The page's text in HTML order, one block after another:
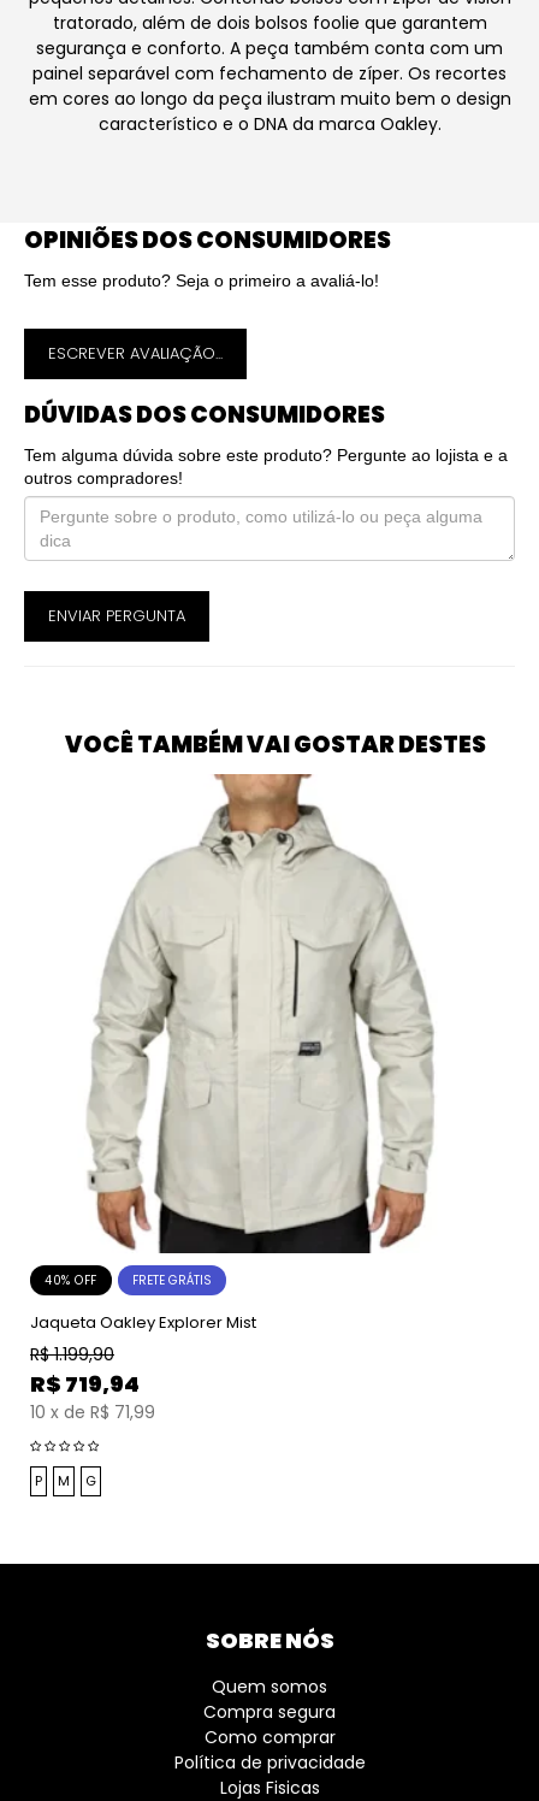
tratorado, além de dois bolsos foolie que garantem
segurança e conforto. A peça também conta com um
painel separável com fechamento de zíper. Os recortes
em cores ao longo da peça ilustram muito bem o design
característico e o DNA da marca Oakley.
OPINIÕES DOS CONSUMIDORES
Tem esse produto? Seja o primeiro a avaliá-lo!
ESCREVER AVALIAÇÃO...
DÚVIDAS DOS CONSUMIDORES
Tem alguma dúvida sobre este produto? Pergunte ao lojista e a
outros compradores!
ENVIAR PERGUNTA
VOCÊ TAMBÉM VAI GOSTAR DESTES
40% OFF FRETE GRÁTIS
Jaqueta Oakley Explorer Mist
R$ 1.199,90
R$ 719,94
10 x de R$ 71,99
P M G
SOBRE NÓS
Quem somos
Compra segura
Como comprar
Política de privacidade
Lojas Fisicas